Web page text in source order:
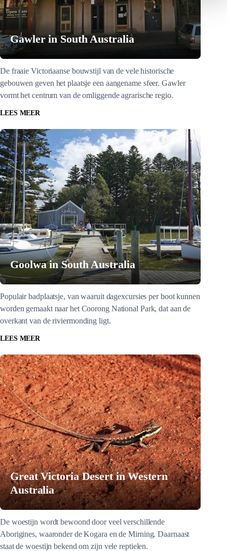
Gawler in South Australia
De fraaie Victoriaanse bouwstijl van de vele historische
gebouwen geven het plaatsje een aangename sfeer. Gawler
vormt het centrum van de omliggende agrarische regio.
LEES MEER
Goolwa in South Australia
Populair badplaatsje, van waaruit dagexcursies per boot kunnen
worden gemaakt naar het Coorong National Park, dat aan de
overkant van de riviermonding ligt.
LEES MEER
Great Victoria Desert in Western
Australia
De woestijn wordt bewoond door veel verschillende
Aborigines, waaronder de Kogara en de Mirning. Daarnaast
staat de woestijn bekend om zijn vele reptielen.